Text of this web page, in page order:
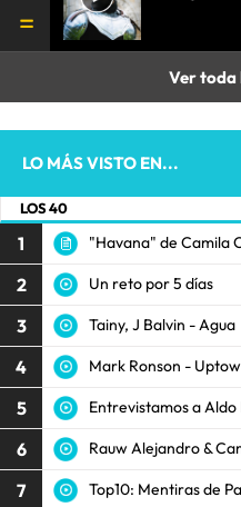
Ver toda
LO MÁS VISTO EN...
LOS 40
1 "Havana" de Camila
2 Un reto por 5 días
3 Tainy, J Balvin - Agua
4 Mark Ronson -
5 Entrevistamos a Aldo
6 Rauw Alejandro &
7 Top10: Mentiras de